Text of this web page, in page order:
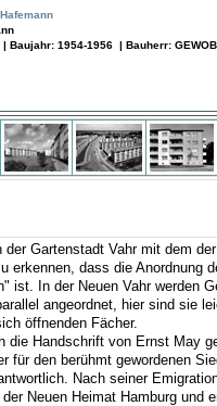
Baujahr: 1954-1956 | Bauherr:
der Gartenstadt Vahr mit dem
erkennen, dass die Anordnung
ist. In der Neuen Vahr werden
angeordnet, hier sind sie
öffnenden Fächer.
die Handschrift von Ernst May
für den berühmt gewordenen
Nach seiner
Neuen Heimat Hamburg und